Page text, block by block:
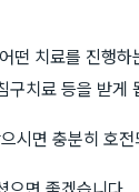
치료를 진행하
구치료 등을 받게
시면 충분히 호